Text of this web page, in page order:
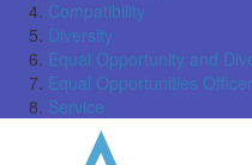
Compatibility
Diversity
Equal Opportunity and
Equal Opportunities Officer
Service